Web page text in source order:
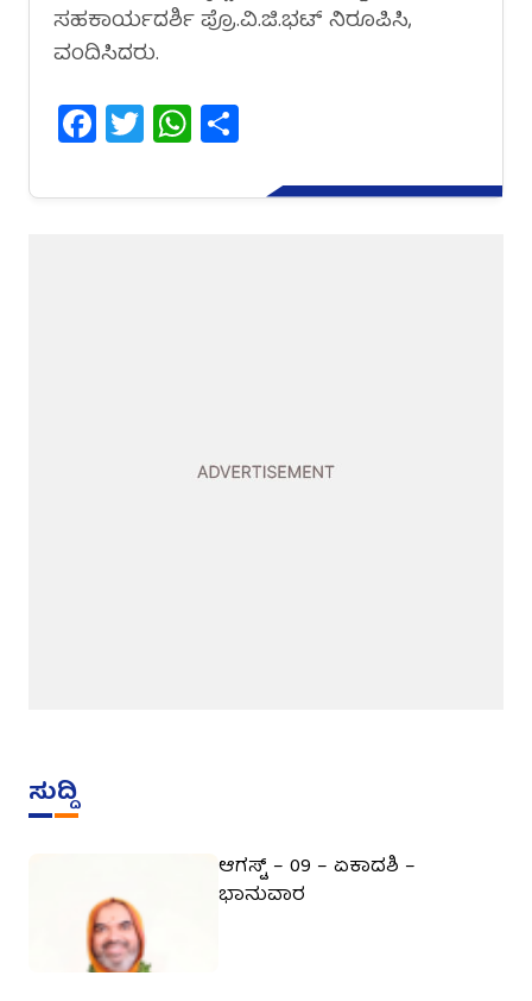
ಸಹಕಾರ್ಯದರ್ಶಿ ಪ್ರೊ.ವಿ.ಜಿ.ಭಟ್ ನಿರೂಪಿಸಿ,
ವಂದಿಸಿದರು.
Facebook
TwitterWhatsApp
ಸುದ್ದಿ
ಆಗಸ್ಟ್ – 09 – ಏಕಾದಶಿ –
ಭಾನುವಾರ